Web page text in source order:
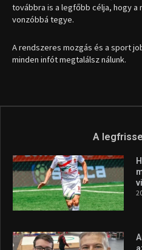
továbbra is a legfőbb célja, hogy a
vonzóbbá tegye.
A rendszeres mozgás és a sport
minden infót megtalálsz nálunk.
A